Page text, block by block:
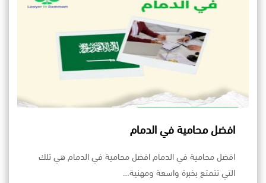
افضل محامية في الدمام
افضل محامية في الدمام افضل محامية في الدمام هي تلك
التي تتمتع بخبرة واسعة ومهنية…